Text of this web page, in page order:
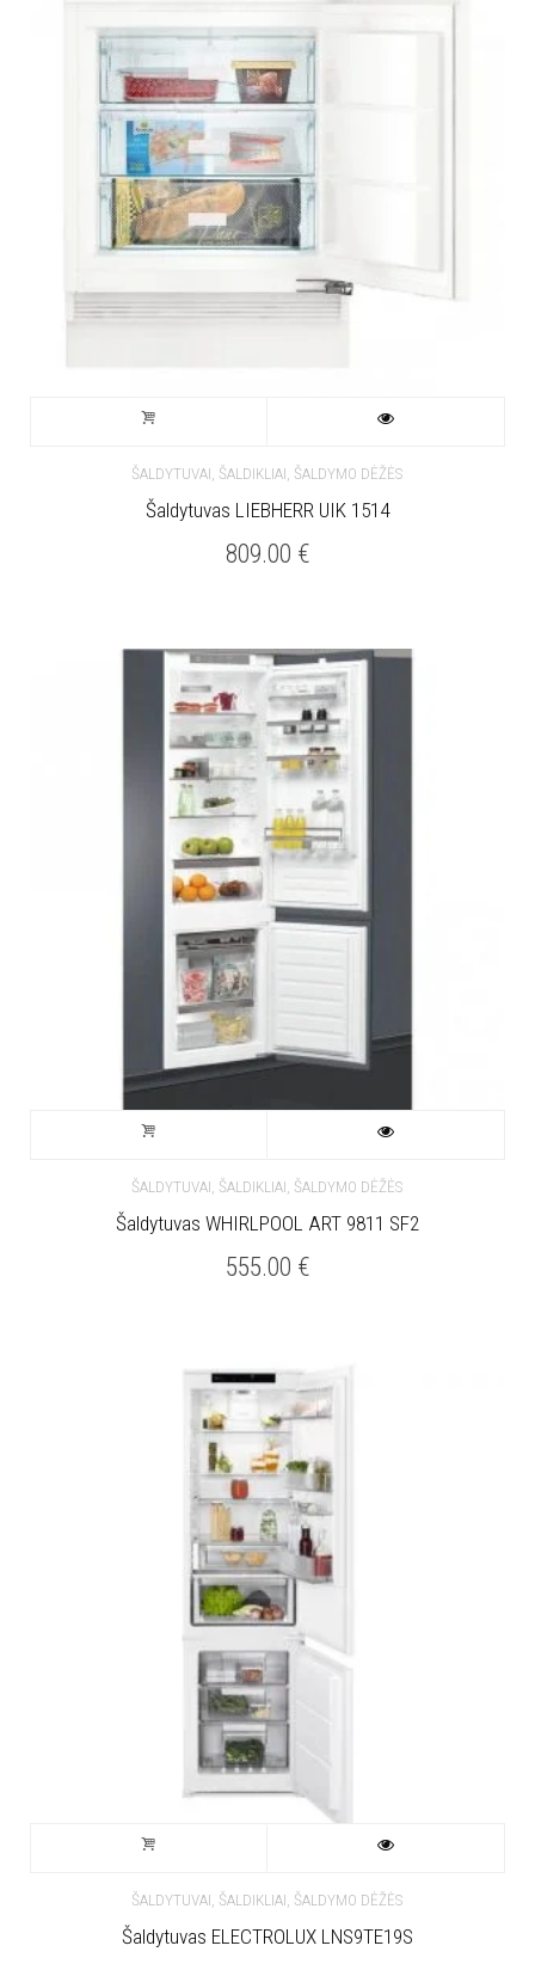
ŠALDYTUVAI, ŠALDIKLIAI, ŠALDYMO DĖŽĖS
Šaldytuvas LIEBHERR UIK 1514
809.00 €
ŠALDYTUVAI, ŠALDIKLIAI, ŠALDYMO DĖŽĖS
Šaldytuvas WHIRLPOOL ART 9811 SF2
555.00 €
ŠALDYTUVAI, ŠALDIKLIAI, ŠALDYMO DĖŽĖS
Šaldytuvas ELECTROLUX LNS9TE19S